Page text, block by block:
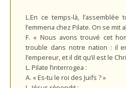
L.En ce temps-là,
l’emmena chez Pilate. On se mit
F. « Nous avons trouvé cet
trouble dans notre nation : il
l’empereur, et il dit qu’il est le
L. Pilate l’interrogea :
A. « Es-tu le roi des Juifs ? »